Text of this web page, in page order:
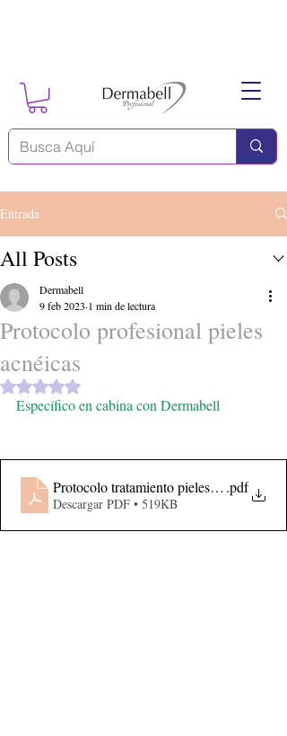
Entrada
All Posts
Protocolo profesional pieles
acnéicas
Dermabell
9 feb 2023 1 min de lectura
Obtuvo NaN de 5 estrellas.
Específico en cabina con Dermabell
Protocolo tratamiento pieles acneicas
.pdf
Descargar PDF • 519KB